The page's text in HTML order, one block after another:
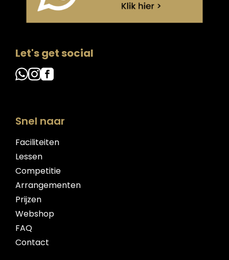
Let's get social
Snel naar
Faciliteiten
Lessen
Competitie
Arrangementen
Prijzen
Webshop
FAQ
Contact